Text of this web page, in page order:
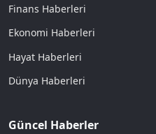
Finans Haberleri
Ekonomi Haberleri
Hayat Haberleri
Dünya Haberleri
Güncel Haberler